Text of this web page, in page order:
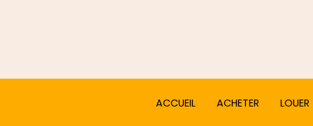
ACCUEIL ACHETER LOUER